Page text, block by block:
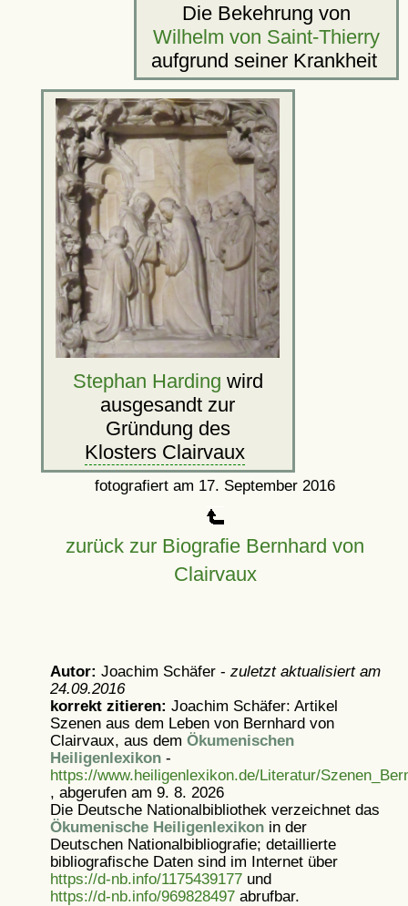
Die Bekehrung von
Wilhelm von Saint-Thierry
aufgrund seiner Krankheit
Stephan Harding wird
ausgesandt zur
Gründung des
Klosters Clairvaux
fotografiert am 17. September 2016
zurück zur Biografie Bernhard von
Clairvaux
Autor: Joachim Schäfer - zuletzt aktualisiert am
24.09.2016
korrekt zitieren: Joachim Schäfer: Artikel
Szenen aus dem Leben von Bernhard von
Clairvaux, aus dem Ökumenischen
Heiligenlexikon-
https://www.heiligenlexikon.de/Literatur/
, abgerufen am 9. 8. 2026
Die Deutsche Nationalbibliothek verzeichnet das
Ökumenische Heiligenlexikonin der
Deutschen Nationalbibliografie; detaillierte
bibliografische Daten sind im Internet über
https://d-nb.info/1175439177und
https://d-nb.info/969828497abrufbar.